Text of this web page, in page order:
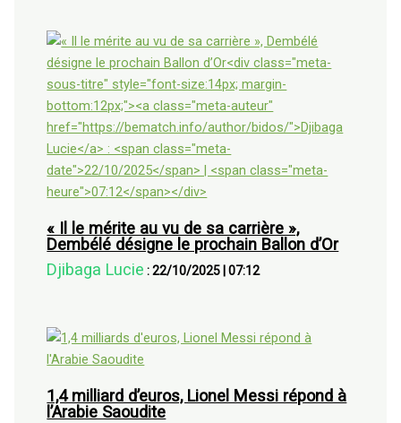
« Il le mérite au vu de sa carrière »,
Dembélé désigne le prochain Ballon d’Or
Djibaga Lucie :22/10/2025 |07:12
1,4 milliard d’euros, Lionel Messi répond à
l’Arabie Saoudite